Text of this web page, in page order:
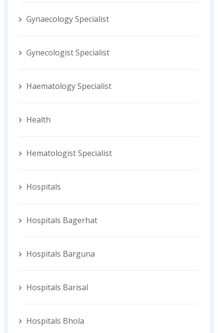
Gynaecology Specialist
Gynecologist ‍Specialist
Haematology Specialist
Health
Hematologist ‍Specialist
Hospitals
Hospitals Bagerhat
Hospitals Barguna
Hospitals Barisal
Hospitals Bhola